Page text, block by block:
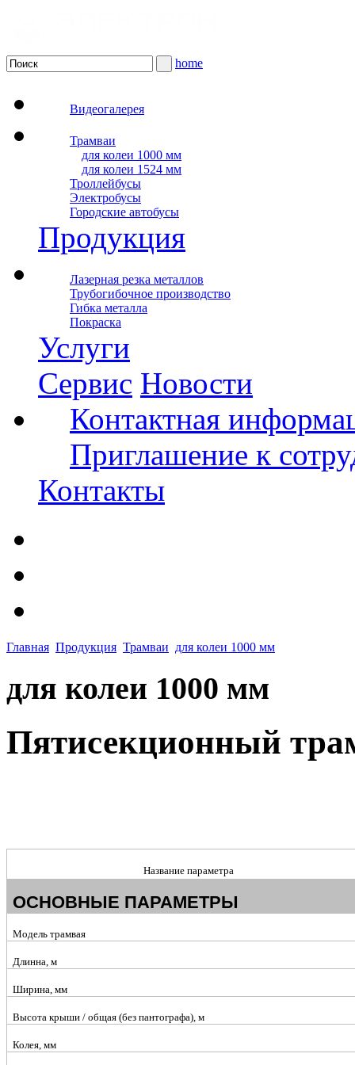
home
Видеогалерея
Трамваи
для колеи 1000 мм
для колеи 1524 мм
Троллейбусы
Электробусы
Городские автобусы
Продукция
Лазерная резка металлов
Трубогибочное производство
Гибка металла
Покраска
Услуги
Сервис Новости
Контактная
Приглашение к
Контакты
Главная Продукция Трамваи для колеи 1000 мм
для колеи 1000 мм
Пятисекционный
Название параметра
ОСНОВНЫЕ ПАРАМЕТРЫ
Модель трамвая
Длинна, м
Ширина, мм
Высота крыши / общая (без пантографа), м
Колея, мм